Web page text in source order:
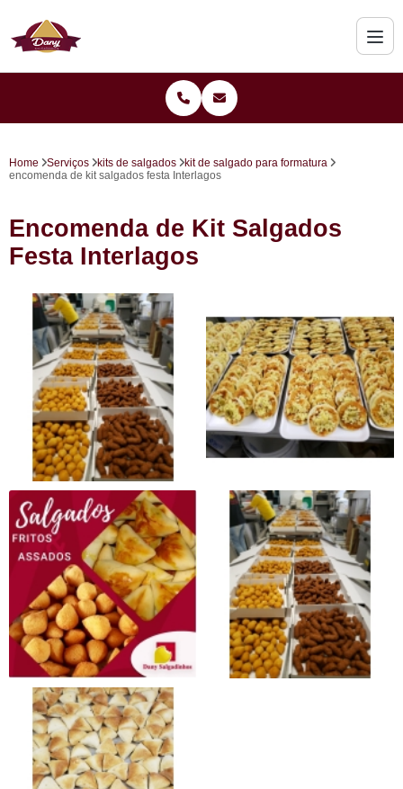
Home Serviços kits de salgados
kit de salgado para formatura
encomenda de kit salgados festa Interlagos
Encomenda de Kit Salgados
Festa Interlagos